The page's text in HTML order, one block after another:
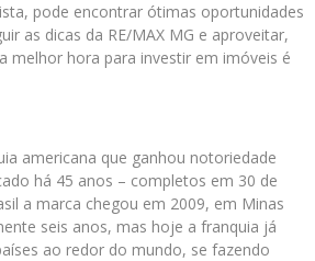
pode encontrar ótimas oportunidades
as dicas da RE/MAX MG e aproveitar,
melhor hora para investir em imóveis é
americana que ganhou notoriedade
há 45 anos – completos em 30 de
a marca chegou em 2009, em Minas
seis anos, mas hoje a franquia já
ao redor do mundo, se fazendo